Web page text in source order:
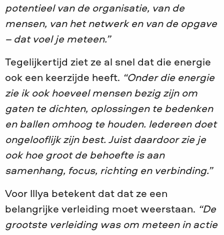
potentieel van de organisatie, van de
mensen, van het netwerk en van de opgave
– dat voel je meteen.”
Tegelijkertijd ziet ze al snel dat die energie
ook een keerzijde heeft. “Onder die energie
zie ik ook hoeveel mensen bezig zijn om
gaten te dichten, oplossingen te bedenken
en ballen omhoog te houden. Iedereen doet
ongelooflijk zijn best. Juist daardoor zie je
ook hoe groot de behoefte is aan
samenhang, focus, richting en verbinding.”
Voor Illya betekent dat dat ze een
belangrijke verleiding moet weerstaan. “De
grootste verleiding was om meteen in actie